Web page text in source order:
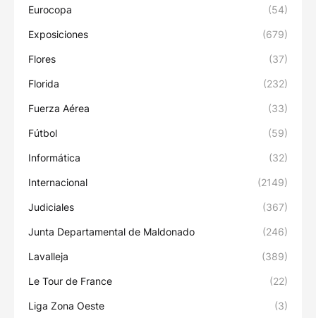
Eurocopa (54)
Exposiciones (679)
Flores (37)
Florida (232)
Fuerza Aérea (33)
Fútbol (59)
Informática (32)
Internacional (2149)
Judiciales (367)
Junta Departamental de Maldonado (246)
Lavalleja (389)
Le Tour de France (22)
Liga Zona Oeste (3)